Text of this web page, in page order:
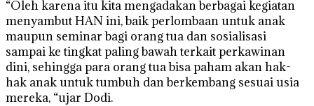
“Oleh karena itu kita mengadakan berbagai kegiatan
menyambut HAN ini, baik perlombaan untuk anak
maupun seminar bagi orang tua dan sosialisasi
sampai ke tingkat paling bawah terkait perkawinan
dini, sehingga para orang tua bisa paham akan hak-
hak anak untuk tumbuh dan berkembang sesuai usia
mereka, “ujar Dodi.